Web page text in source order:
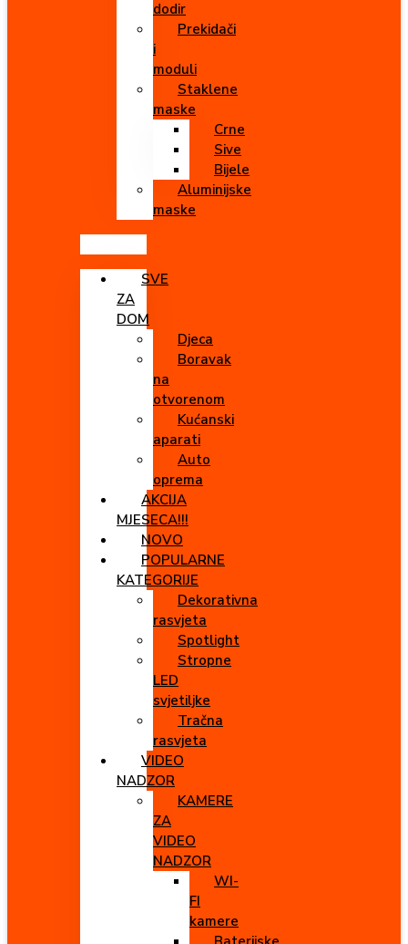
dodir
Prekidači
i
moduli
Staklene
maske
Crne
Sive
Bijele
Aluminijske
maske
SVE
ZA
DOM
Djeca
Boravak
na
otvorenom
Kućanski
aparati
Auto
oprema
AKCIJA
MJESECA!!!
NOVO
POPULARNE
KATEGORIJE
Dekorativna
rasvjeta
Spotlight
Stropne
LED
svjetiljke
Tračna
rasvjeta
VIDEO
NADZOR
KAMERE
ZA
VIDEO
NADZOR
WI-
FI
kamere